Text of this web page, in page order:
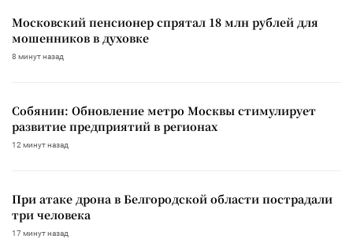
Московский пенсионер спрятал 18 млн рублей для
мошенников в духовке
8 минут назад
Собянин: Обновление метро Москвы стимулирует
развитие предприятий в регионах
12 минут назад
При атаке дрона в Белгородской области пострадали
три человека
17 минут назад